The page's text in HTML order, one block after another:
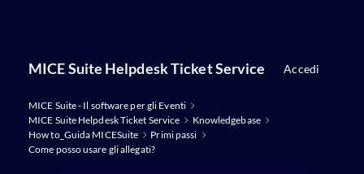
principaleMICE Suite Helpdesk Ticket Service Accedi
MICE Suite - Il software per gli Eventi
MICE Suite Helpdesk Ticket Service
Knowledgebase
How to_Guida MICESuite
Primi passi
Come posso usare gli allegati?